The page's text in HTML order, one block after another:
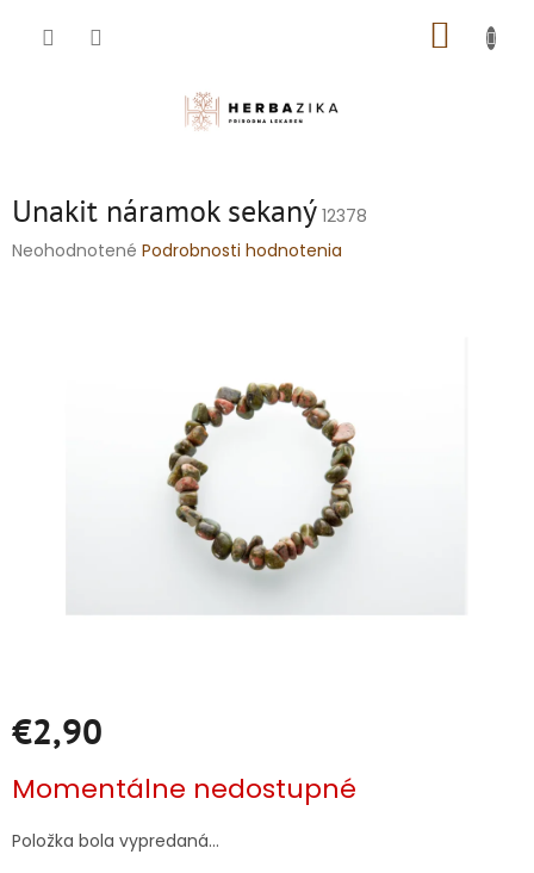
Unakit náramok sekaný 12378
Priemerné
Neohodnotené Podrobnosti hodnotenia
€2,90
cena:
Momentálne nedostupné
Položka bola vypredaná…